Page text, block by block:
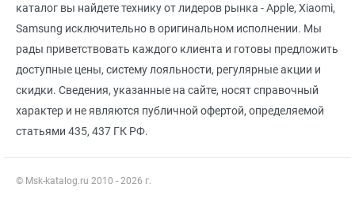
каталог вы найдете технику от лидеров рынка - Apple, Xiaomi,
Samsung исключительно в оригинальном исполнении. Мы
рады приветствовать каждого клиента и готовы предложить
доступные цены, систему лояльности, регулярные акции и
скидки. Сведения, указанные на сайте, носят справочный
характер и не являются публичной офертой, определяемой
статьями 435, 437 ГК РФ.
© Msk-katalog.ru 2010 - 2026 г.